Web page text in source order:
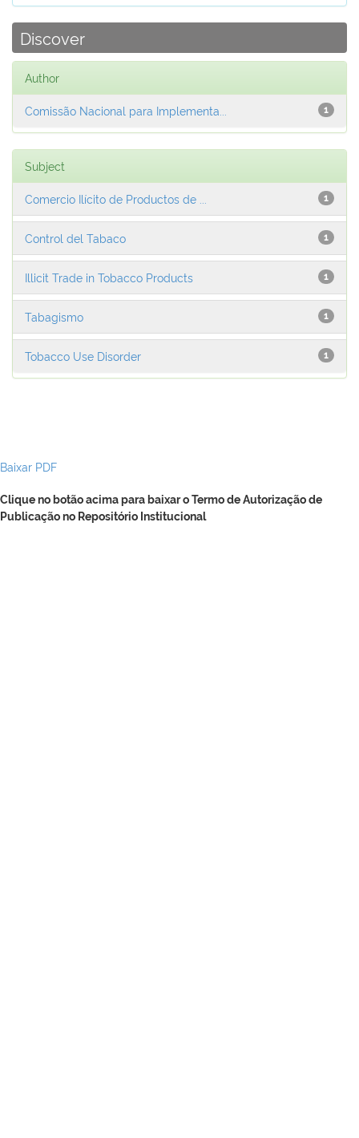
Discover
Author
1
Comissão Nacional para Implementa...
Subject
1
Comercio Ilícito de Productos de ...
1
Control del Tabaco
1
Illicit Trade in Tobacco Products
1
Tabagismo
1
Tobacco Use Disorder
Baixar PDF
Clique no botão acima para baixar o Termo de Autorização de
Publicação no Repositório Institucional